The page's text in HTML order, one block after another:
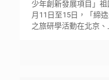
少年創新發展項目」
月11日至15日，「締
之旅研學活動在北京、